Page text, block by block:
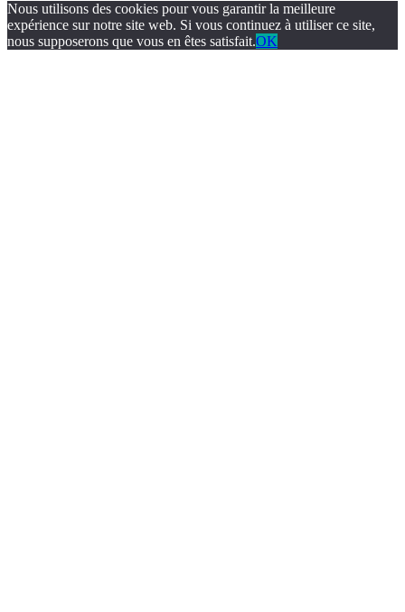
Nous utilisons des cookies pour vous garantir la meilleure
expérience sur notre site web. Si vous continuez à utiliser ce site,
nous supposerons que vous en êtes satisfait.OK